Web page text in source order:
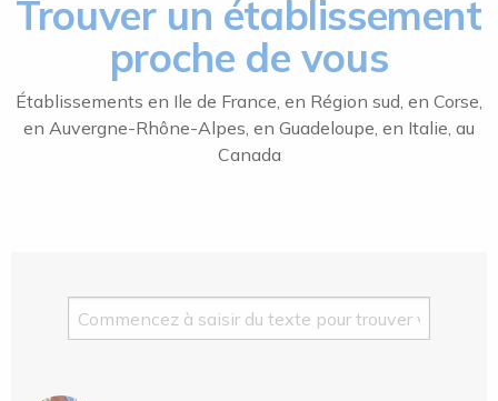
Trouver un établissement
proche de vous
Établissements en Ile de France, en Région sud, en Corse,
en Auvergne-Rhône-Alpes, en Guadeloupe, en Italie, au
Canada